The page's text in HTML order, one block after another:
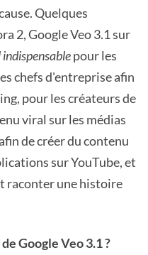
Quelques
2, Google Veo 3.1 sur
pour les
chefs d'entreprise afin
pour les créateurs de
viral sur les médias
de créer du contenu
sur YouTube, et
raconter une histoire
Google Veo 3.1 ?